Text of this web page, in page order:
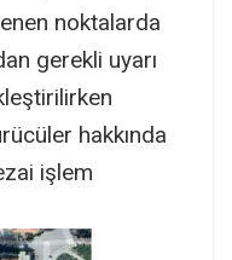
noktalarda
gerekli uyarı
hakkında
işlem